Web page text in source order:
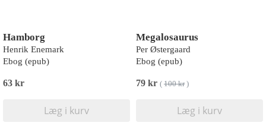
Hamborg
Henrik Enemark
Ebog (epub)
63 kr
Læg i kurv
Megalosaurus
Per Østergaard
Ebog (epub)
79 kr ( 100 kr)
Læg i kurv